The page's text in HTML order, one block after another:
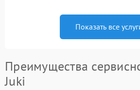
Показать все
Преимущества
Juki